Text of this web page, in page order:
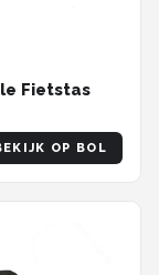
Fietstas
OP BOL